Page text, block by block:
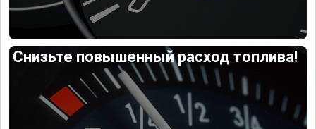
Снизьте повышенный расход топлива!